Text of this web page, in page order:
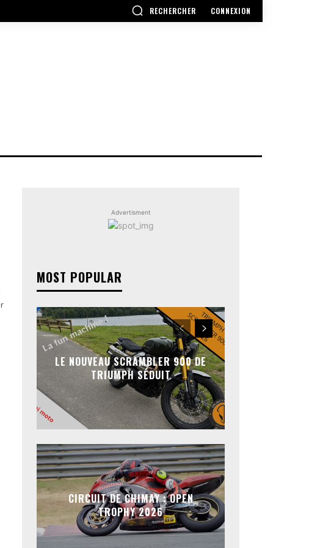
RECHERCHER CONNEXION
Advertisment
MOST POPULAR
LE NOUVEAU SCRAMBLER 900 DE
TRIUMPH SÉDUIT
CIRCUIT DE CHIMAY : OPEN
TROPHY 2026